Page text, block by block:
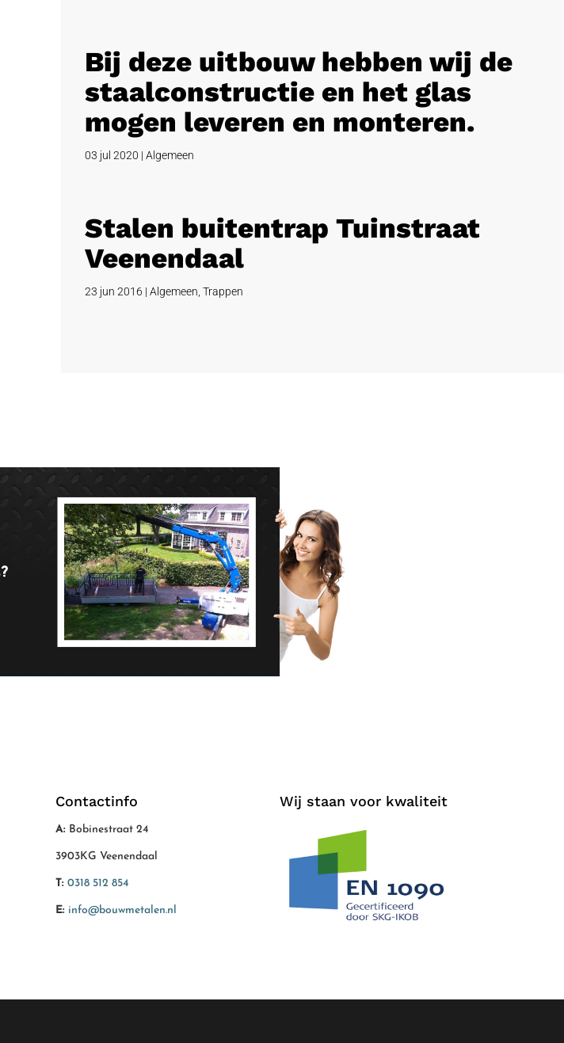
Bij deze uitbouw hebben wij de
staalconstructie en het glas
mogen leveren en monteren.
03 jul 2020 | Algemeen
Stalen buitentrap Tuinstraat
Veenendaal
23 jun 2016 | Algemeen Trappen
Contactinfo
A: Bobinestraat 24
3903KG Veenendaal
T: 0318 512 854
E: info@bouwmetalen.nl
Wij staan voor kwaliteit